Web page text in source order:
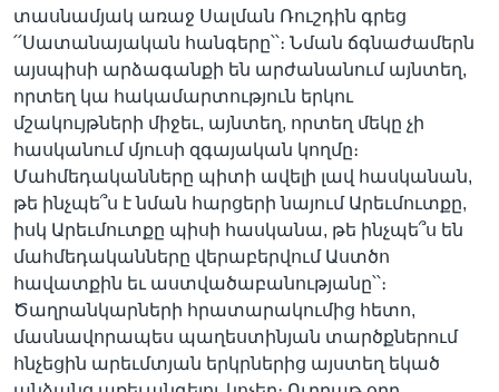
տասնամյակ առաջ Սալման Ռուշդին գրեց
՛՛Սատանայական հանգերը՝՝։ Նման ճգնաժամերն
այսպիսի արձագանքի են արժանանում այնտեղ,
որտեղ կա հակամարտություն երկու
մշակույթների միջեւ, այնտեղ, որտեղ մեկը չի
հասկանում մյուսի զգայական կողմը։
Մահմեդականները պիտի ավելի լավ հասկանան,
թե ինչպե՞ս է նման հարցերի նայում Արեւմուտքը,
իսկ Արեւմուտքը պիսի հասկանա, թե ինչպե՞ս են
մահմեդականները վերաբերվում Աստծո
հավատքին եւ աստվածաբանությանը՝՝։
Ծաղրանկարների հրատարակումից հետո,
մասնավորապես պաղեստինյան տարծքներում
հնչեցին արեւմտյան երկրներից այստեղ եկած